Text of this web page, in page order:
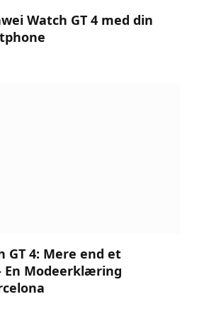
Watch GT 4 med din
GT 4: Mere end et
En Modeerklæring